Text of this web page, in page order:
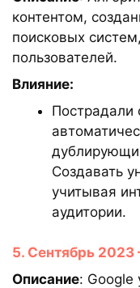
контентом,
поисковых
пользователей.
Влияние:
Создавать
учитывая
аудитории.
5. Сентябрь
Описание: Google